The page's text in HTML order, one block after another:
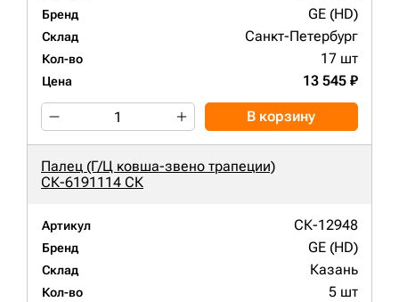
Бренд GE (HD)
Склад Санкт-Петербург
Кол-во 17 шт
Цена 13 545 ₽
В корзину
Палец (Г/Ц ковша-звено трапеции)
СК-6191114 СК
Артикул СК-12948
Бренд GE (HD)
Склад Казань
Кол-во 5 шт